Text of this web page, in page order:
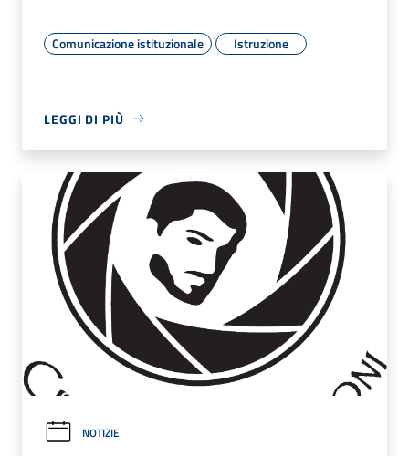
Comunicazione istituzionale Istruzione
LEGGI DI PIÙ
NOTIZIE